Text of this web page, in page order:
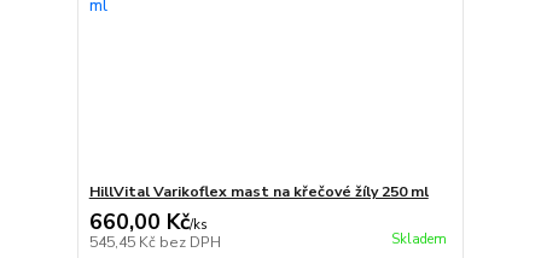
HillVital Varikoflex mast na křečové žíly 250 ml
660,00 Kč/ks
545,45 Kč bez DPH Skladem